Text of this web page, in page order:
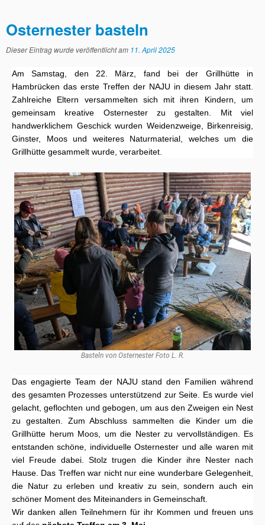
Osternester basteln
Dieser Eintrag wurde veröffentlicht am 11. April 2025
Am Samstag, den 22. März, fand bei der Grillhütte in
Hambrücken das erste Treffen der NAJU in diesem Jahr statt.
Zahlreiche Eltern versammelten sich mit ihren Kindern, um
gemeinsam kreative Osternester zu gestalten. Mit viel
handwerklichem Geschick wurden Weidenzweige, Birkenreisig,
Ginster, Moos und weiteres Naturmaterial, welches um die
Grillhütte gesammelt wurde, verarbeitet.
Basteln von Osternester Foto L. R.
Das engagierte Team der NAJU stand den Familien während
des gesamten Prozesses unterstützend zur Seite. Es wurde viel
gelacht, geflochten und gebogen, um aus den Zweigen ein Nest
zu gestalten. Zum Abschluss sammelten die Kinder um die
Grillhütte herum Moos, um die Nester zu vervollständigen. Es
entstanden schöne, individuelle Osternester und alle waren mit
viel Freude dabei. Stolz trugen die Kinder ihre Nester nach
Hause. Das Treffen war nicht nur eine wunderbare Gelegenheit,
die Natur zu erleben und kreativ zu sein, sondern auch ein
schöner Moment des Miteinanders in Gemeinschaft.
Wir danken allen Teilnehmern für ihr Kommen und freuen uns